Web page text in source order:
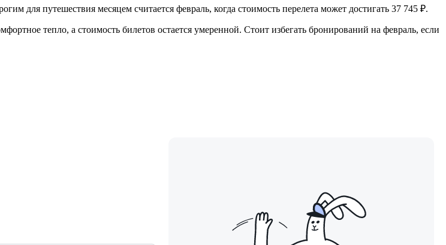
для путешествия месяцем считается февраль, когда стоимость перелета может достигать 37 745 ₽.
тепло, а стоимость билетов остается умеренной. Стоит избегать бронирований на февраль, если